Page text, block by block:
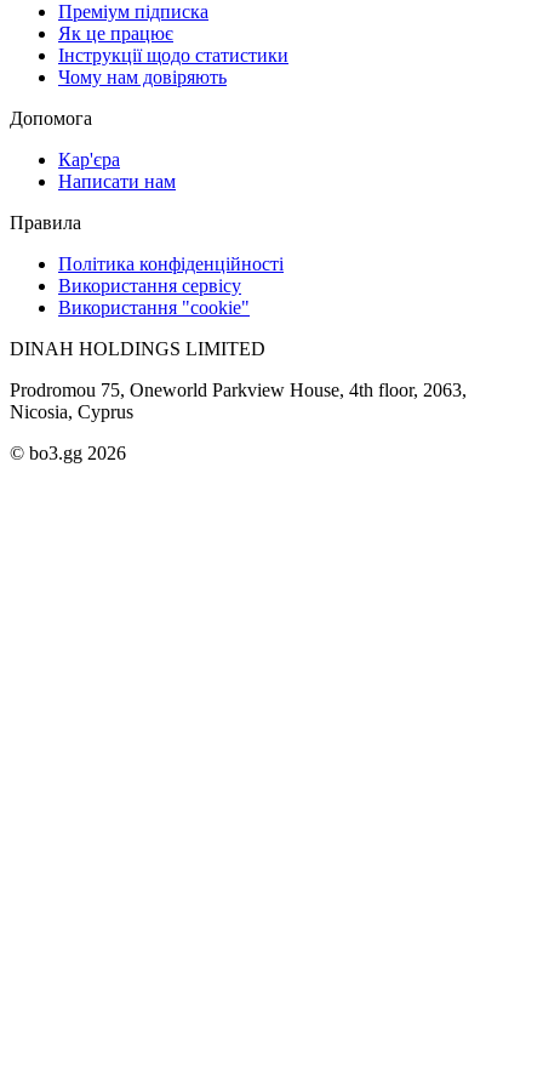
Преміум підписка
Як це працює
Інструкції щодо статистики
Чому нам довіряють
Допомога
Кар'єра
Написати нам
Правила
Політика конфіденційності
Використання сервісу
Використання "cookie"
DINAH HOLDINGS LIMITED
Prodromou 75, Oneworld Parkview House, 4th floor, 2063,
Nicosia, Cyprus
© bo3.gg 2026